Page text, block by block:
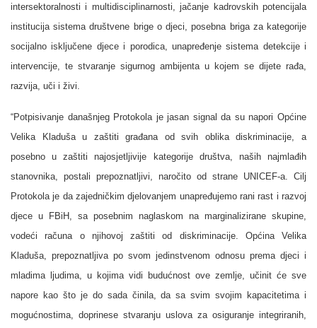
intersektoralnosti i multidisciplinarnosti, jačanje kadrovskih potencijala
institucija sistema društvene brige o djeci, posebna briga za kategorije
socijalno isključene djece i porodica, unapređenje sistema detekcije i
intervencije, te stvaranje sigurnog ambijenta u kojem se dijete rađa,
razvija, uči i živi.
“Potpisivanje današnjeg Protokola je jasan signal da su napori Općine
Velika Kladuša u zaštiti građana od svih oblika diskriminacije, a
posebno u zaštiti najosjetljivije kategorije društva, naših najmlađih
stanovnika, postali prepoznatljivi, naročito od strane UNICEF-a. Cilj
Protokola je da zajedničkim djelovanjem unapređujemo rani rast i razvoj
djece u FBiH, sa posebnim naglaskom na marginalizirane skupine,
vodeći računa o njihovoj zaštiti od diskriminacije. Općina Velika
Kladuša, prepoznatljiva po svom jedinstvenom odnosu prema djeci i
mladima ljudima, u kojima vidi budućnost ove zemlje, učinit će sve
napore kao što je do sada činila, da sa svim svojim kapacitetima i
mogućnostima, doprinese stvaranju uslova za osiguranje integriranih,